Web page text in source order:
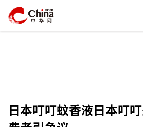
日本叮叮蚊香液日本叮